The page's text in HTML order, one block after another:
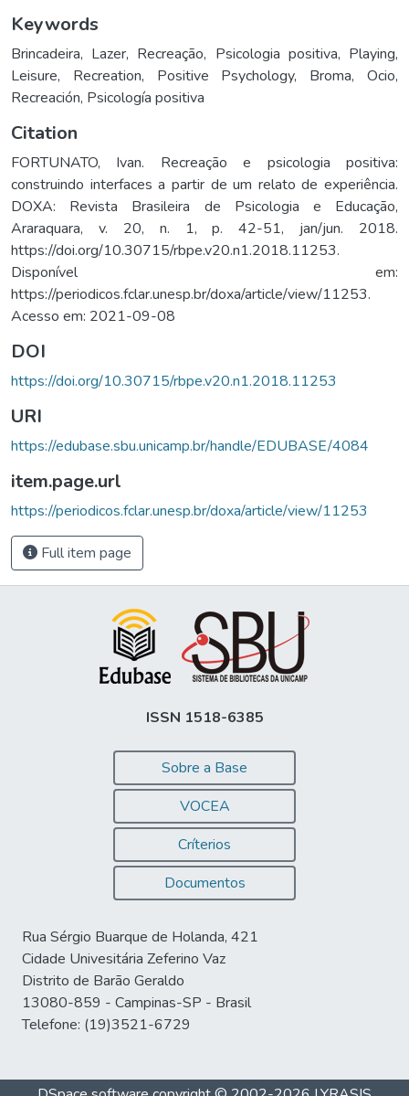
Keywords
Brincadeira, Lazer, Recreação, Psicologia positiva, Playing,
Leisure, Recreation, Positive Psychology, Broma,Ocio,
Recreación, Psicología positiva
Citation
FORTUNATO, Ivan. Recreação e psicologia positiva:
construindo interfaces a partir de um relato de experiência.
DOXA: Revista Brasileira de Psicologia e Educação,
Araraquara, v. 20, n. 1, p. 42-51, jan/jun. 2018.
https://doi.org/10.30715/rbpe.v20.n1.2018.11253.
Disponível em:
https://periodicos.fclar.unesp.br/doxa/article/view/11253.
Acesso em: 2021-09-08
DOI
https://doi.org/10.30715/rbpe.v20.n1.2018.11253
URI
https://edubase.sbu.unicamp.br/handle/EDUBASE/4084
item.page.url
https://periodicos.fclar.unesp.br/doxa/article/view/11253
Full item page
ISSN 1518-6385
Sobre a Base
VOCEA
Críterios
Documentos
Rua Sérgio Buarque de Holanda, 421
Cidade Univesitária Zeferino Vaz
Distrito de Barão Geraldo
13080-859 - Campinas-SP - Brasil
Telefone: (19)3521-6729